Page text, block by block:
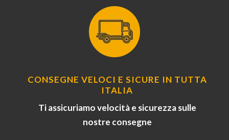
CONSEGNE VELOCI E SICURE IN TUTTA
ITALIA
Ti assicuriamo velocità e sicurezza sulle
nostre consegne